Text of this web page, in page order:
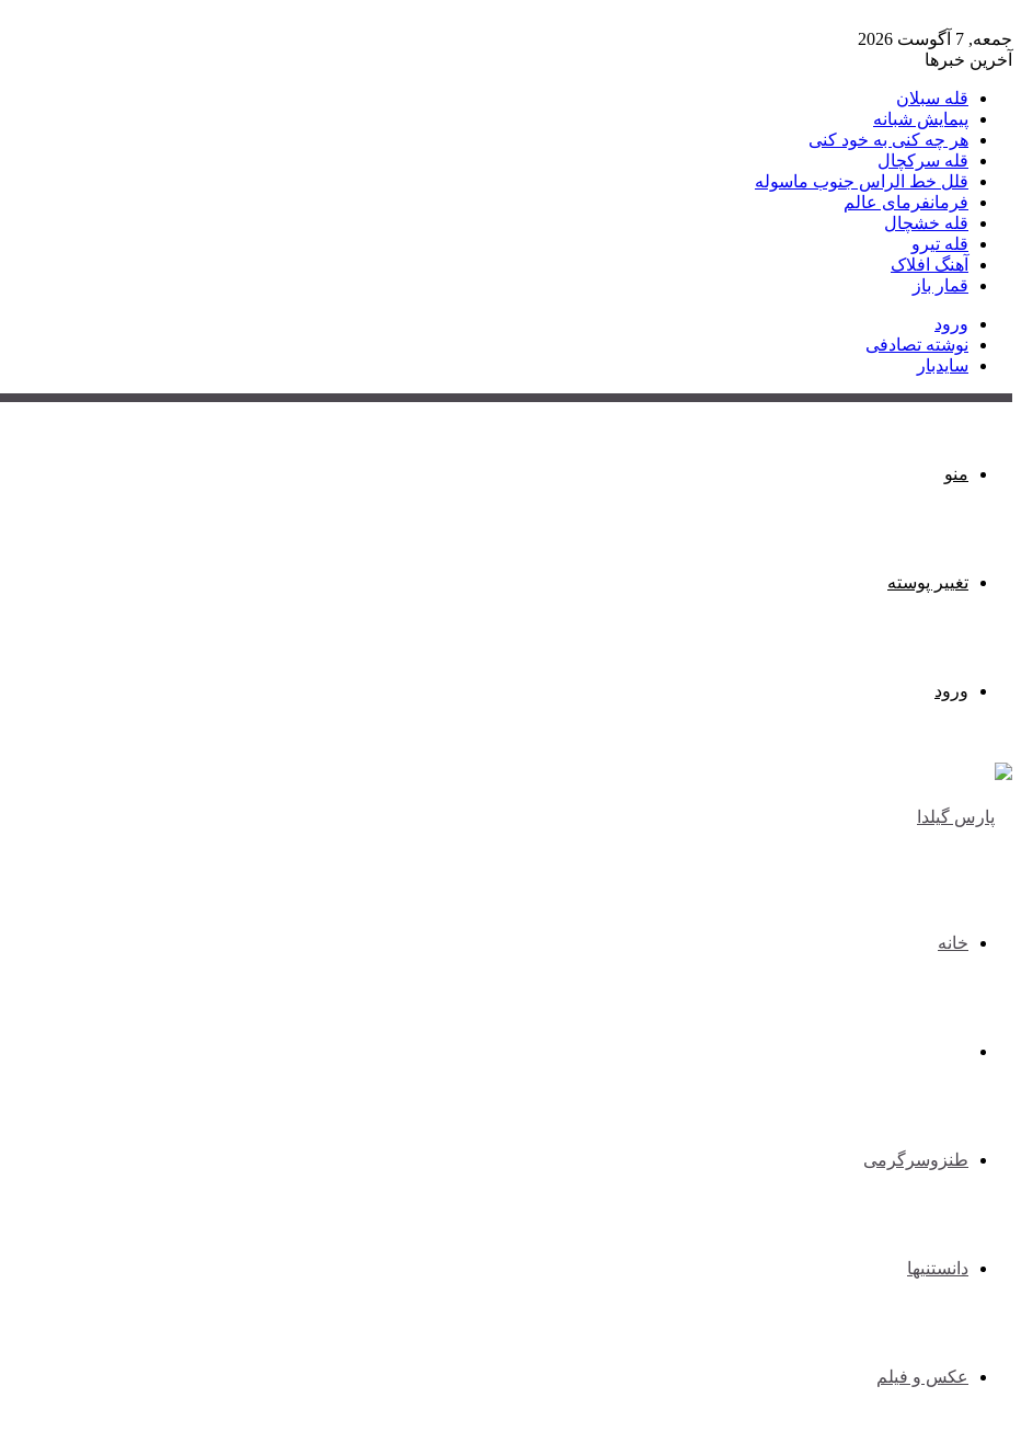
جمعه, 7 آگوست 2026
آخرین خبرها
قله سبلان
پیمایش شبانه
هر چه کنی به خود کنی
قله سرکچال
قلل خط الراس جنوب ماسوله
فرمانفرمای عالم
قله خشچال
قله تیرو
آهنگ افلاک
قمار باز
ورود
نوشته تصادفی
سایدبار
منو
تغییر پوسته
ورود
خانه
طنزوسرگرمی
دانستنیها
عکس و فیلم